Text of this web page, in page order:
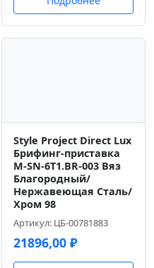
Style Project Direct Lux
Брифинг-приставка
M-SN-6T1.BR-003 Вяз
Благородный/
Нержавеющая Сталь/
Хром 98
Артикул: ЦБ-00781883
21896,00 ₽